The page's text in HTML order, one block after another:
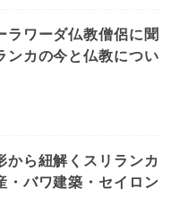
ラワーダ仏教僧侶に聞
ンカの今と仏教につい
から紐解くスリランカ
・バワ建築・セイロン